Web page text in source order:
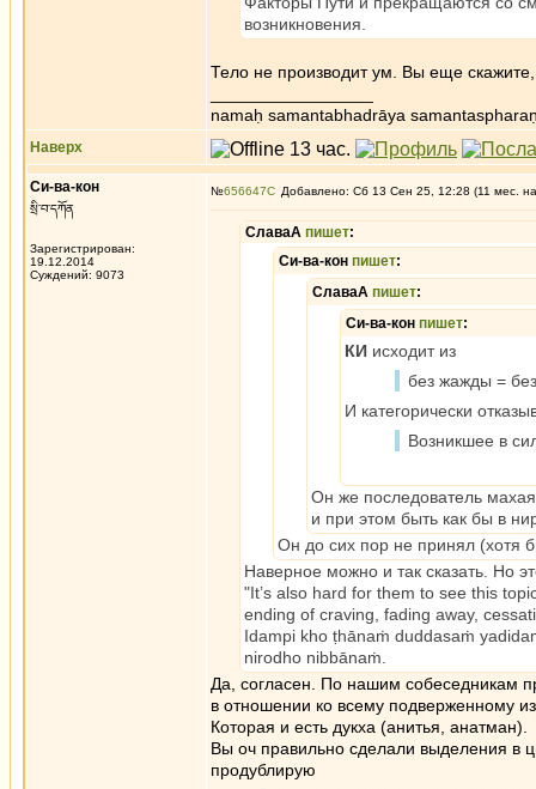
возникновения.
Тело не производит ум. Вы еще
namaḥ samantabhadrāya
Наверх
Си-ва-кон
སྲི་བ་དཀོན
Зарегистрирован:
19.12.2014
Суждений: 9073
№656647 Добавлено: Сб 13 Сен 25, 12:28 (11 мес.
СлаваА пишет:
Си-ва-кон пишет:
СлаваА пишет:
Си-ва-кон пишет:
КИ исходит из
без жажды =
И категорически
Возникшее в
Он же последователь
и при этом быть как бы в
Он до сих пор не принял (хотя
Наверное можно и так сказать. Но
"It’s also hard for them to see this
ending of craving, fading away,
Idampi kho ṭhānaṁ duddasaṁ
nirodho nibbānaṁ.
Да, согласен. По нашим собеседникам
в отношении ко всему подверженному
Которая и есть дукха (анитья, анатман).
Вы оч правильно сделали выделения в
продублирую